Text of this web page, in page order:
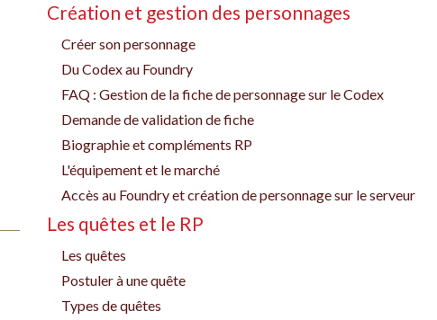
Création et gestion des personnages
Créer son personnage
Du Codex au Foundry
FAQ : Gestion de la fiche de personnage sur le Codex
Demande de validation de fiche
Biographie et compléments RP
L'équipement et le marché
Accès au Foundry et création de personnage sur le serveur
Les quêtes et le RP
Les quêtes
Postuler à une quête
Types de quêtes